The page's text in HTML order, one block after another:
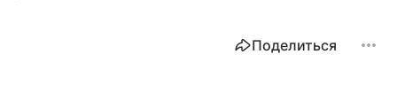
Поделиться